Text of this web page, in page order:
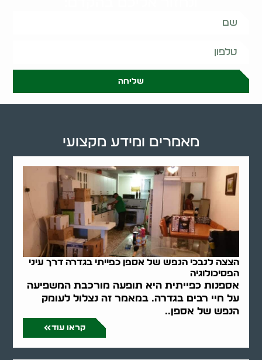
שליחה
הצצה לנבכי הנפש של אספן כפייתי בגדרה דרך עיני
הפסיכולוגיה
אספנות כפייתית היא תופעה מורכבת המשפיעה
על חיי רבים בגדרה. במאמר זה נצלול לעומק
הנפש של אספן..
קראו עוד
מאמרים ומידע מקצועי